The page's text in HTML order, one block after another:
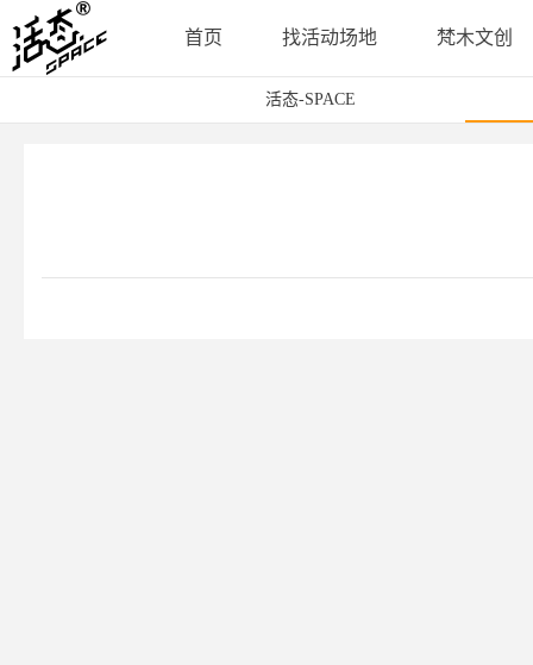
首页 找活动场地 梵木文创
活态-SPACE